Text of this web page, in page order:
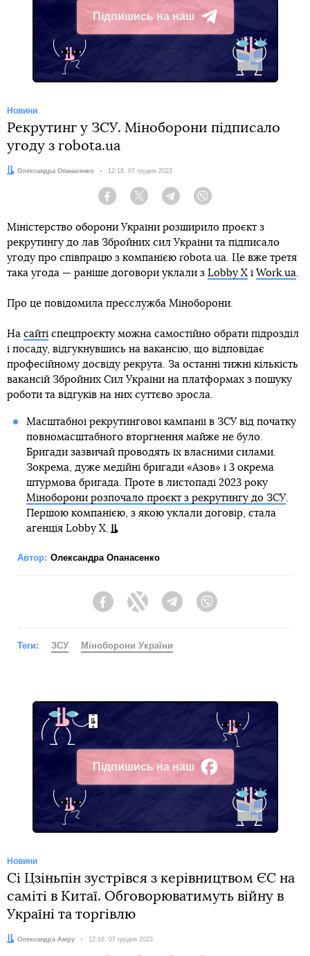
Підпишись на наш
Telegram
Новини
Рекрутинг у ЗСУ. Міноборони підписало
угоду з robota.ua
Автор:
Олександра Опанасенко Дата:
12:18, 07 грудня 2023
Facebook Twitter Telegram
Міністерство оборони України розширило проєкт з
рекрутингу до лав Збройних сил України та підписало
угоду про співпрацю з компанією robota.ua. Це вже третя
така угода — раніше договори уклали з Lobby X і Work.ua.
Про це повідомила пресслужба Міноборони.
На сайті спецпроєкту можна самостійно обрати підрозділ
і посаду, відгукнувшись на вакансію, що відповідає
професійному досвіду рекрута. За останні тижні кількість
вакансій Збройних Сил України на платформах з пошуку
роботи та відгуків на них суттєво зросла.
Масштабної рекрутингової кампанії в ЗСУ від початку
повномасштабного вторгнення майже не було.
Бригади зазвичай проводять їх власними силами.
Зокрема, дуже медійні бригади «Азов» і 3 окрема
штурмова бригада. Проте в листопаді 2023 року
Міноборони розпочало проєкт з рекрутингу до ЗСУ.
Першою компанією, з якою уклали договір, стала
агенція Lobby X.
Автор: Олександра Опанасенко
FacebookTwitter Telegram
Теги: ЗСУ Міноборони України
Підпишись на наш
Facebook
Новини
Сі Цзіньпін зустрівся з керівництвом ЄС на
саміті в Китаї. Обговорюватимуть війну в
Україні та торгівлю
Автор:
Олександра Амру Дата:
12:16, 07 грудня 2023